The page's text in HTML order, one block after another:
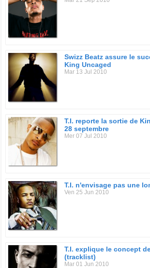
Swizz Beatz assure le
King Uncaged
Mar 13 Jul 2010
T.I. reporte la sortie de
28 septembre
Mer 07 Jul 2010
T.I. n'envisage pas une
Ven 25 Jun 2010
T.I. explique le concept
(tracklist)
Mar 01 Jun 2010